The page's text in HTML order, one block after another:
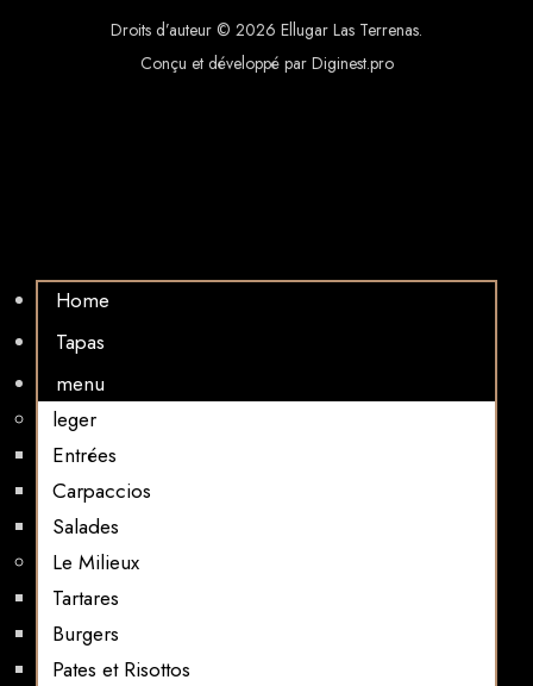
Droits d’auteur © 2026 Ellugar Las Terrenas.
Conçu et développé par Diginest.pro
Home
Tapas
menu
leger
Entrées
Carpaccios
Salades
Le Milieux
Tartares
Burgers
Pates et Risottos